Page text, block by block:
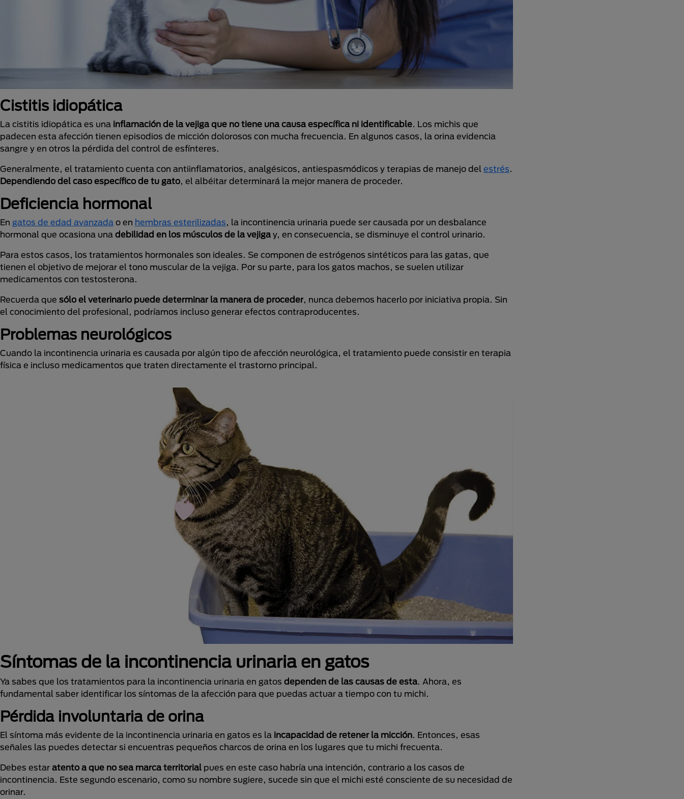
Cistitis idiopática
La cistitis idiopática es una inflamación de la vejiga que no tiene una causa específica ni identificable. Los michis que
padecen esta afección tienen episodios de micción dolorosos con mucha frecuencia. En algunos casos, la orina evidencia
sangre y en otros la pérdida del control de esfínteres.
Generalmente, el tratamiento cuenta con antiinflamatorios, analgésicos, antiespasmódicos y terapias de manejo del estrés.
Dependiendo del caso específico de tu gato, el albéitar determinará la mejor manera de proceder.
Deficiencia hormonal
En gatos de edad avanzada o en hembras esterilizadas, la incontinencia urinaria puede ser causada por un desbalance
hormonal que ocasiona una debilidad en los músculos de la vejiga y, en consecuencia, se disminuye el control urinario.
Para estos casos, los tratamientos hormonales son ideales. Se componen de estrógenos sintéticos para las gatas, que
tienen el objetivo de mejorar el tono muscular de la vejiga. Por su parte, para los gatos machos, se suelen utilizar
medicamentos con testosterona.
Recuerda que sólo el veterinario puede determinar la manera de proceder, nunca debemos hacerlo por iniciativa propia. Sin
el conocimiento del profesional, podríamos incluso generar efectos contraproducentes.
Problemas neurológicos
Cuando la incontinencia urinaria es causada por algún tipo de afección neurológica, el tratamiento puede consistir en terapia
física e incluso medicamentos que traten directamente el trastorno principal.
Síntomas de la incontinencia urinaria en gatos
Ya sabes que los tratamientos para la incontinencia urinaria en gatos dependen de las causas de esta. Ahora, es
fundamental saber identificar los síntomas de la afección para que puedas actuar a tiempo con tu michi.
Pérdida involuntaria de orina
El síntoma más evidente de la incontinencia urinaria en gatos es la incapacidad de retener la micción. Entonces, esas
señales las puedes detectar si encuentras pequeños charcos de orina en los lugares que tu michi frecuenta.
Debes estar atento a que no sea marca territorial pues en este caso habría una intención, contrario a los casos de
incontinencia. Este segundo escenario, como su nombre sugiere, sucede sin que el michi esté consciente de su necesidad de
orinar.